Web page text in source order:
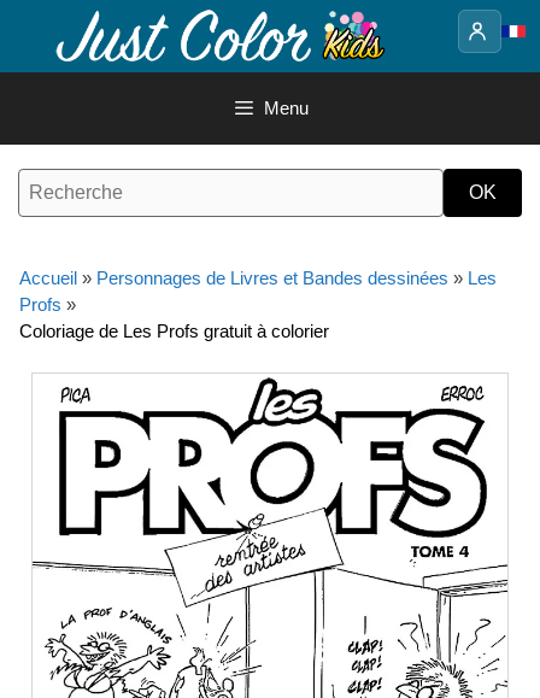
contenu
Menu
Accueil » Personnages de Livres et Bandes dessinées » Les
Profs »
Coloriage de Les Profs gratuit à colorier